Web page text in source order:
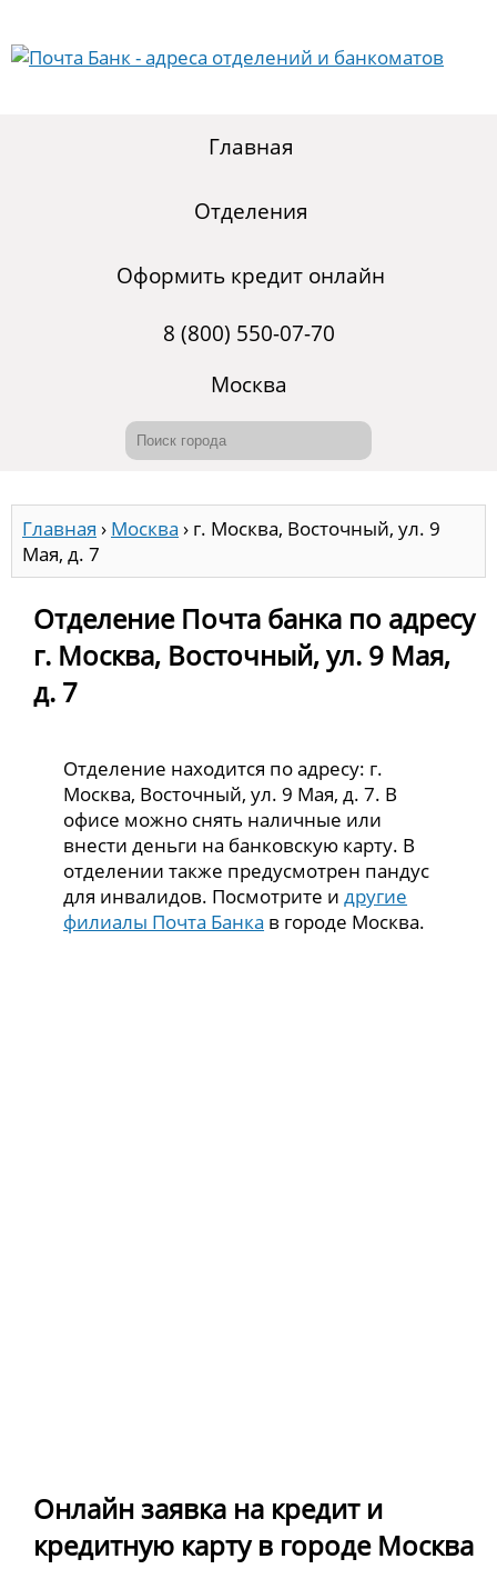
Главная
Отделения
Оформить кредит онлайн
8 (800) 550-07-70
Москва
Главная › Москва › г. Москва, Восточный, ул. 9
Мая, д. 7
Отделение Почта банка по адресу
г. Москва, Восточный, ул. 9 Мая,
д. 7
Отделение находится по адресу: г.
Москва, Восточный, ул. 9 Мая, д. 7. В
офисе можно снять наличные или
внести деньги на банковскую карту. В
отделении также предусмотрен пандус
для инвалидов. Посмотрите идругие
филиалы Почта Банка в городе Москва.
Онлайн заявка на кредит и
кредитную карту в городе Москва